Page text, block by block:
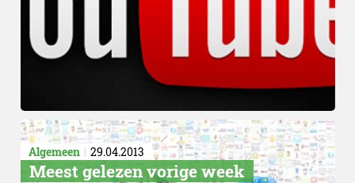
Algemeen 29.04.2013
Meest gelezen vorige week